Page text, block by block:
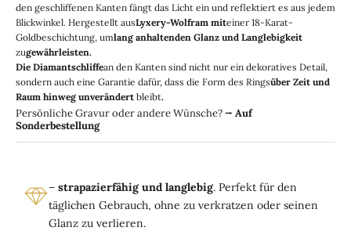
den geschliffenen Kanten fängt das Licht ein und reflektiert es aus jedem
Blickwinkel. Hergestellt ausLyxery-Wolfram miteiner 18-Karat-
Goldbeschichtung, umlang anhaltenden Glanz und Langlebigkeit
zugewährleisten.
Die Diamantschliffean den Kanten sind nicht nur ein dekoratives Detail,
sondern auch eine Garantie dafür, dass die Form des Ringsüber Zeit und
Raum hinweg unverändert bleibt.
Persönliche Gravur oder andere Wünsche?⭢ Auf
Sonderbestellung
– strapazierfähig und langlebig. Perfekt für den
täglichen Gebrauch, ohne zu verkratzen oder seinen
Glanz zu verlieren.